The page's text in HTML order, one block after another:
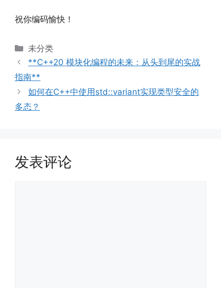
祝你编码愉快！
分
类
未分类
**C++20 模块化编程的未来：从头到尾的实战
指南**
如何在C++中使用std::variant实现类型安全的
多态？
发表评论